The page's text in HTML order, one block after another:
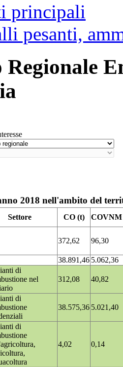
principali
pesanti,
2018 nell'ambito del
Settore CO (t)
COVNM
372,62 96,30
38.891,46 5.062,36
di
nel
312,08 40,82
di
38.575,36 5.021,40
di
4,02 0,14